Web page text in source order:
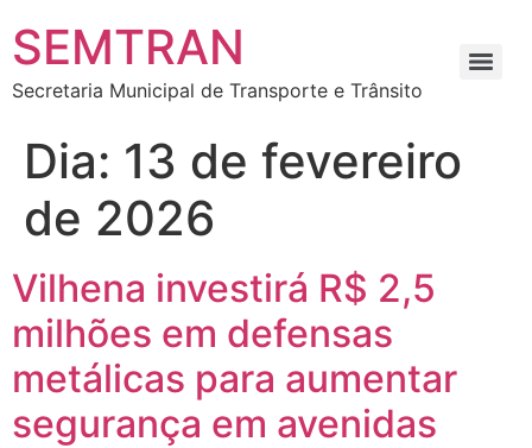
SEMTRAN
Secretaria Municipal de Transporte e Trânsito
Dia: 13 de fevereiro
de 2026
Vilhena investirá R$ 2,5
milhões em defensas
metálicas para aumentar
segurança em avenidas